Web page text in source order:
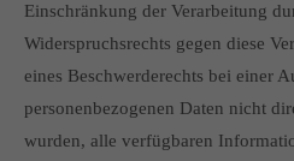
Einschränkung der Verarbeitung
Widerspruchsrechts gegen diese
eines Beschwerderechts bei einer
personenbezogenen Daten nicht
wurden, alle verfügbaren